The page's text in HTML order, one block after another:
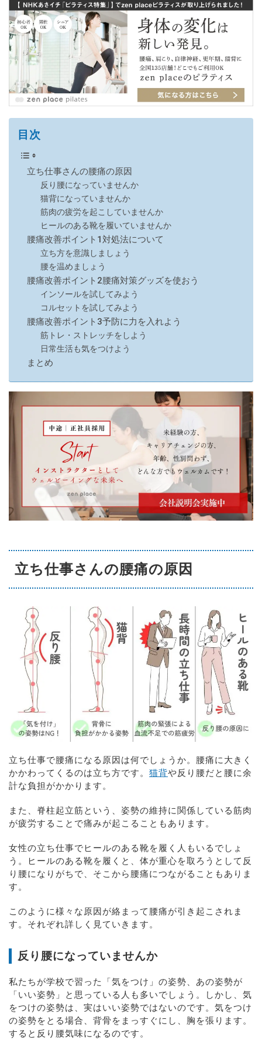
目次
立ち仕事さんの腰痛の原因
反り腰になっていませんか
猫背になっていませんか
筋肉の疲労を起こしていませんか
ヒールのある靴を履いていませんか
腰痛改善ポイント1対処法について
立ち方を意識しましょう
腰を温めましょう
腰痛改善ポイント2腰痛対策グッズを使おう
インソールを試してみよう
コルセットを試してみよう
腰痛改善ポイント3予防に力を入れよう
筋トレ・ストレッチをしよう
日常生活も気をつけよう
まとめ
立ち仕事さんの腰痛の原因
立ち仕事で腰痛になる原因は何でしょうか。腰痛に大きく
かかわってくるのは立ち方です。 猫背や反り腰だと腰に余
計な負担がかかります。
また、脊柱起立筋という、姿勢の維持に関係している筋肉
が疲労することで痛みが起こることもあります。
女性の立ち仕事でヒールのある靴を履く人もいるでしょ
う。ヒールのある靴を履くと、体が重心を取ろうとして反
り腰になりがちで、そこから腰痛につながることもありま
す。
このように様々な原因が絡まって腰痛が引き起こされま
す。それぞれ詳しく見ていきます。
反り腰になっていませんか
私たちが学校で習った「気をつけ」の姿勢、あの姿勢が
「いい姿勢」と思っている人も多いでしょう。しかし、気
をつけの姿勢は、実はいい姿勢ではないのです。気をつけ
の姿勢をとる場合、背骨をまっすぐにし、胸を張ります。
すると反り腰気味になるのです。